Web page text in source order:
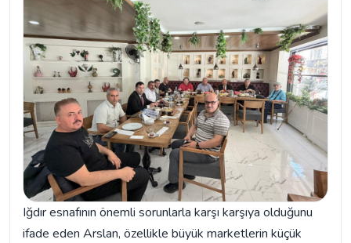
Iğdır esnafının önemli sorunlarla karşı karşıya olduğunu
ifade eden Arslan, özellikle büyük marketlerin küçük